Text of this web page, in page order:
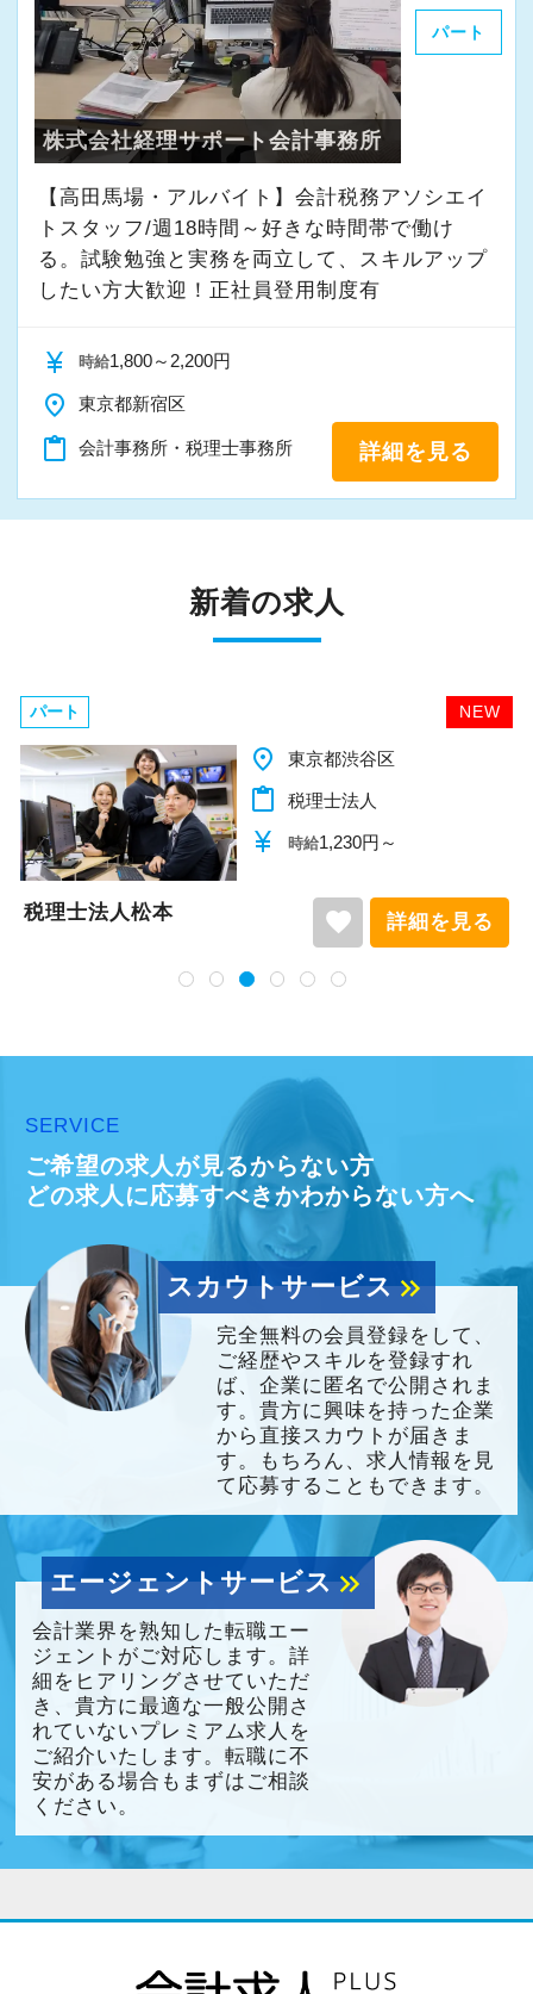
パート
株式会社経理サポート会計事務所
【高田馬場・アルバイト】会計税務アソシエイ
トスタッフ/週18時間～好きな時間帯で働け
る。試験勉強と実務を両立して、スキルアップ
したい方大歓迎！正社員登用制度有
currency_yen 時給1,800～2,200円
place 東京都新宿区
content_paste 会計事務所・税理士事務所 詳細を見る
新着の求人
都渋谷区
士法人
1,230円～
favorite 詳細を見る 税理士法人松本
SERVICE
ご希望の求人が見るからない方
どの求人に応募すべきかわからない方へ
スカウトサービスkeyboard_double_arrow_right
完全無料の会員登録をして、
ご経歴やスキルを登録すれ
ば、企業に匿名で公開されま
す。貴方に興味を持った企業
から直接スカウトが届きま
す。もちろん、求人情報を見
て応募することもできます。
エージェントサービスkeyboard_double_arrow_right
会計業界を熟知した転職エー
ジェントがご対応します。詳
細をヒアリングさせていただ
き、貴方に最適な一般公開さ
れていないプレミアム求人を
ご紹介いたします。転職に不
安がある場合もまずはご相談
ください。